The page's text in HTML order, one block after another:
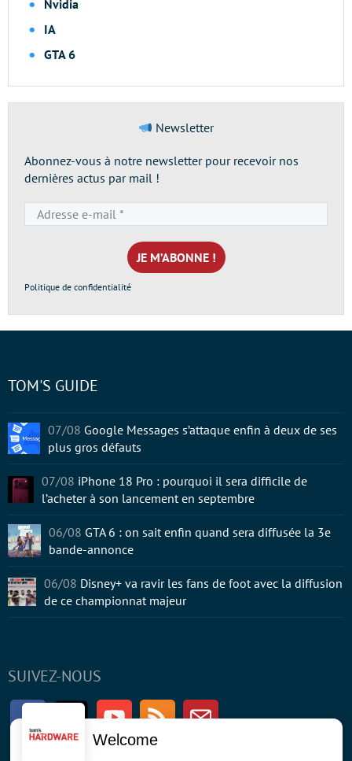
Nvidia
IA
GTA 6
Newsletter
Abonnez-vous à notre newsletter pour recevoir nos
dernières actus par mail !
e-
mail
*
Politique de confidentialité
SUIVEZ-NOUS
FacebookTwitter Youtube RSS Newsletter
TOM'S GUIDE
07/08 Google Messages s’attaque enfin à deux de ses
plus gros défauts
07/08 iPhone 18 Pro : pourquoi il sera difficile de
l’acheter à son lancement en septembre
06/08 GTA 6 : on sait enfin quand sera diffusée la 3e
bande-annonce
06/08 Disney+ va ravir les fans de foot avec la diffusion
de ce championnat majeur
Welcome